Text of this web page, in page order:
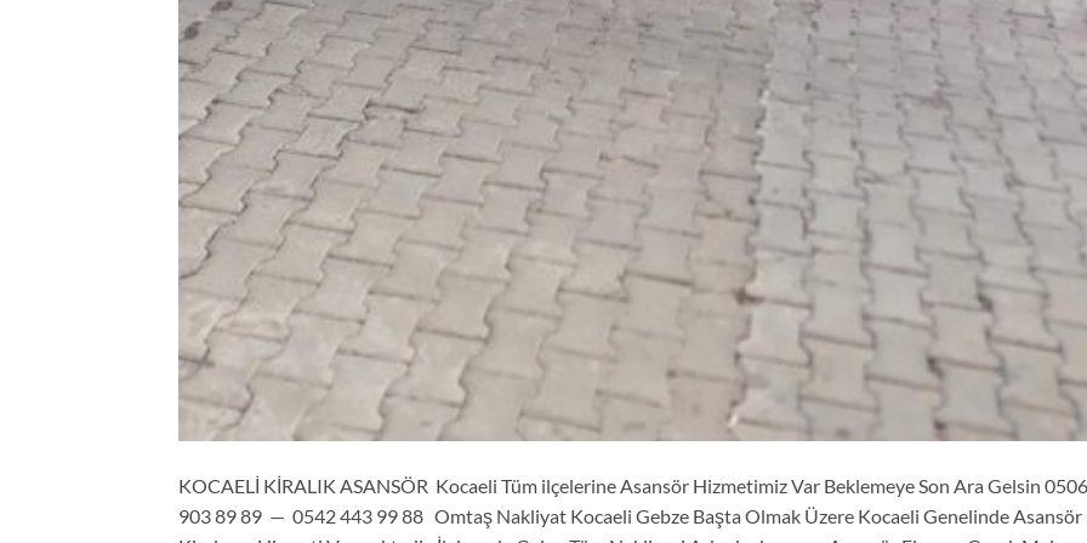
KOCAELİ KİRALIK ASANSÖR Kocaeli Tüm ilçelerine Asansör Hizmetimiz Var Beklemeye Son Ara Gelsin 0506
903 89 89 — 0542 443 99 88 Omtaş Nakliyat Kocaeli Gebze Başta Olmak Üzere Kocaeli Genelinde Asansör